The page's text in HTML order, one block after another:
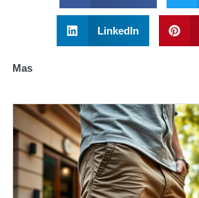
LinkedIn
Mas